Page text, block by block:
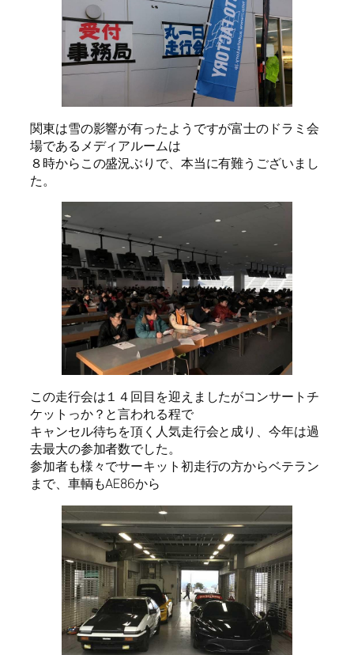
関東は雪の影響が有ったようですが富士のドラミ会
場であるメディアルームは
８時からこの盛況ぶりで、本当に有難うございまし
た。
この走行会は１４回目を迎えましたがコンサートチ
ケットっか？と言われる程で
キャンセル待ちを頂く人気走行会と成り、今年は過
去最大の参加者数でした。
参加者も様々でサーキット初走行の方からベテラン
まで、車輌もAE86から